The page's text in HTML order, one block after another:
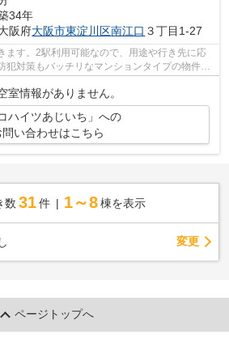
34年
阪府大阪市東淀川区南江口 ３丁目1-27
ます。2駅利用可能なので、用途や行き先に応
犯対策もバッチリなマンションタイプの物件で
震や騒音の...
室情報がありません。
ハイツあじいち」への
問い合わせはこちら
数 31 件 1～8 棟を表示
変更
ページトップへ